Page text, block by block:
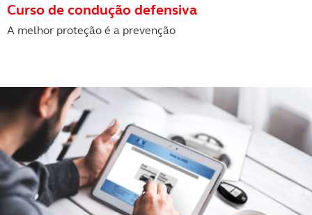
Curso de condução defensiva
A melhor proteção é a prevenção